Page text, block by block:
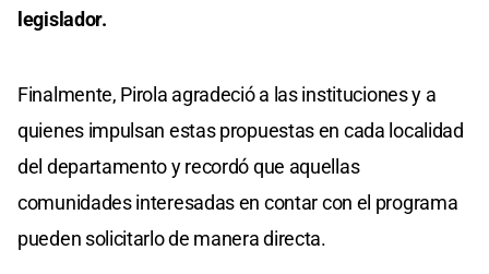
legislador.
Finalmente, Pirola agradeció a las instituciones y a
quienes impulsan estas propuestas en cada localidad
del departamento y recordó que aquellas
comunidades interesadas en contar con el programa
pueden solicitarlo de manera directa.